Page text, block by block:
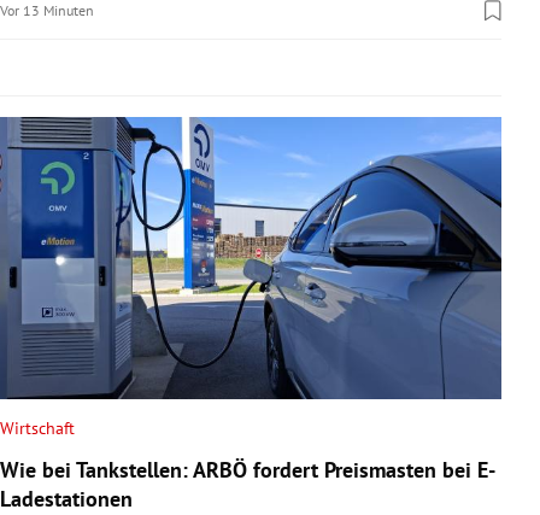
Untermenü
Untermenü
Untermenü
Vor 13 Minuten
Wirtschaft
Wie bei Tankstellen: ARBÖ fordert Preismasten bei E-
Ladestationen